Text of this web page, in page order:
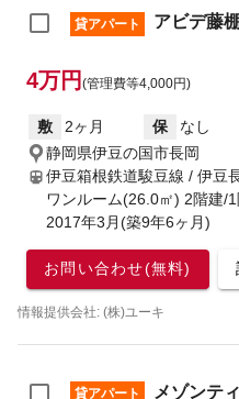
貸アパート アビデ藤
4万円 (管理費等4,000円)
敷 2ヶ月 保 なし
静岡県伊豆の国市長岡
伊豆箱根鉄道駿豆線 / 伊豆
ワンルーム(26.0㎡) 2階建/
2017年3月(築9年6ヶ月)
お問い合わせ(無料)
情報提供会社: (株)ユーキ
貸アパート メゾンテ